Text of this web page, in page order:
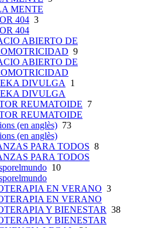
MENTE
404 3
404
ABIERTO DE
9
ABIERTO DE
DIVULGA
1
DIVULGA
REUMATOIDE 7
REUMATOIDE
(en anglès) 73
(en anglès)
PARA TODOS 8
PARA TODOS
10
EN VERANO 3
EN VERANO
Y BIENESTAR 38
Y BIENESTAR